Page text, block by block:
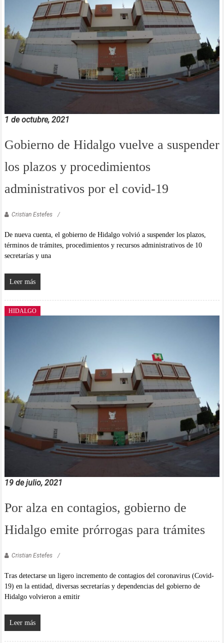
1 de octubre, 2021
Gobierno de Hidalgo vuelve a suspender
los plazos y procedimientos
administrativos por el covid-19
Cristian Estefes
De nueva cuenta, el gobierno de Hidalgo volvió a suspender los plazos,
términos de trámites, procedimientos y recursos administrativos de 10
secretarías y una
Leer más
HIDALGO
19 de julio, 2021
Por alza en contagios, gobierno de
Hidalgo emite prórrogas para trámites
Cristian Estefes
Tras detectarse un ligero incremento de contagios del coronavirus (Covid-
19) en la entidad, diversas secretarías y dependencias del gobierno de
Hidalgo volvieron a emitir
Leer más